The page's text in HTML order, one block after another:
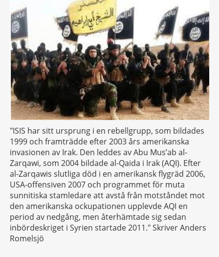
"ISIS har sitt ursprung i en rebellgrupp, som bildades
1999 och framträdde efter 2003 års amerikanska
invasionen av Irak. Den leddes av Abu Mus’ab al-
Zarqawi, som 2004 bildade al-Qaida i Irak (AQI). Efter
al-Zarqawis slutliga död i en amerikansk flygräd 2006,
USA-offensiven 2007 och programmet för muta
sunnitiska stamledare att avstå från motståndet mot
den amerikanska ockupationen upplevde AQI en
period av nedgång, men återhämtade sig sedan
inbördeskriget i Syrien startade 2011." Skriver Anders
Romelsjö